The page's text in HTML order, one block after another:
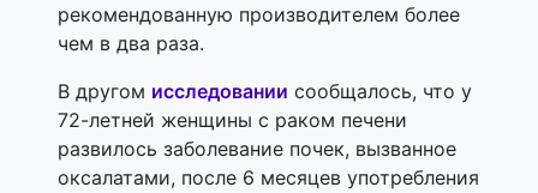
рекомендованную производителем более
чем в два раза.
В другом исследовании сообщалось, что у
72-летней женщины с раком печени
развилось заболевание почек, вызванное
оксалатами, после 6 месяцев употребления